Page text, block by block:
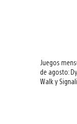
Juegos
de agosto:
Walk y